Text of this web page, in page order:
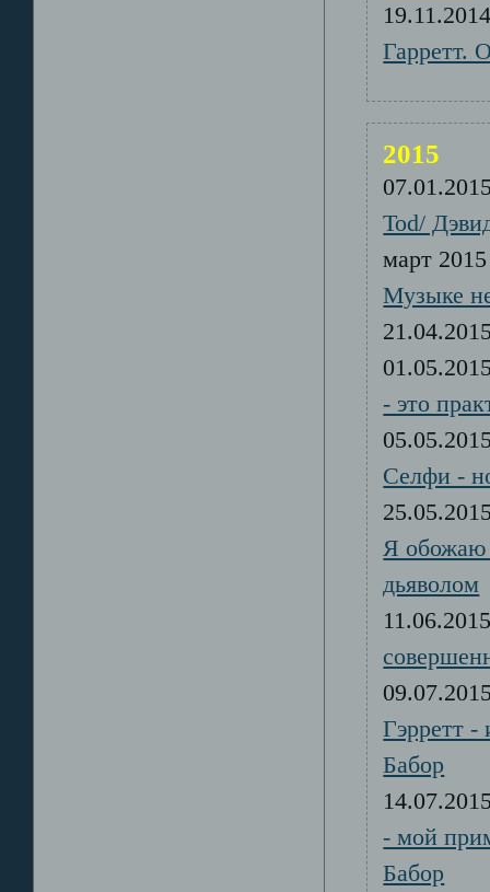
Гарретт.
2015
Tod/
март
Музыке
- это
Селфи -
Я обожаю
дьяволом
Гэрретт
Бабор
- мой
Бабор